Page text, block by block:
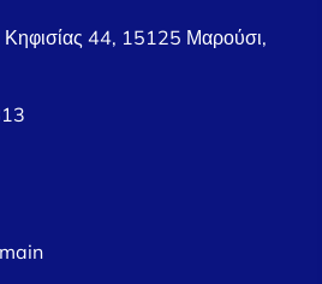
44, 15125 Μαρούσι,